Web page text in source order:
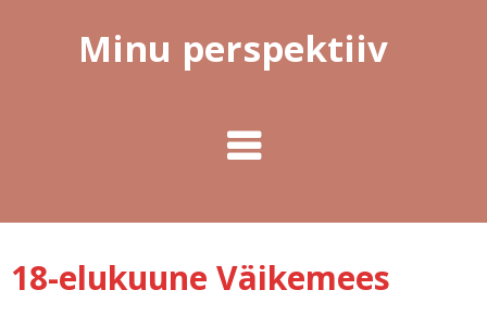
Minu perspektiiv
18-elukuune Väikemees